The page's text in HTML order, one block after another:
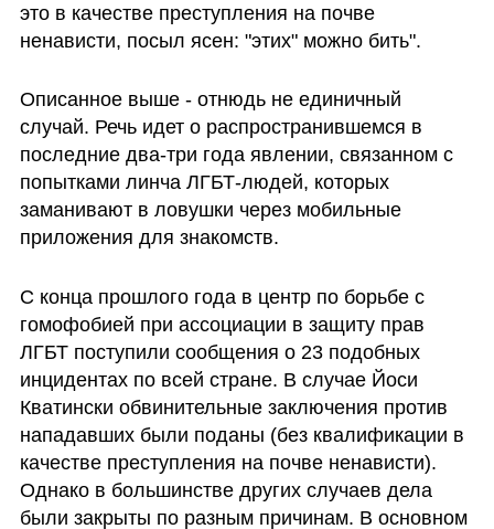
это в качестве преступления на почве
ненависти, посыл ясен: "этих" можно бить".
Описанное выше - отнюдь не единичный
случай. Речь идет о распространившемся в
последние два-три года явлении, связанном с
попытками линча ЛГБТ-людей, которых
заманивают в ловушки через мобильные
приложения для знакомств.
С конца прошлого года в центр по борьбе с
гомофобией при ассоциации в защиту прав
ЛГБТ поступили сообщения о 23 подобных
инцидентах по всей стране. В случае Йоси
Кватински обвинительные заключения против
нападавших были поданы (без квалификации в
качестве преступления на почве ненависти).
Однако в большинстве других случаев дела
были закрыты по разным причинам. В основном